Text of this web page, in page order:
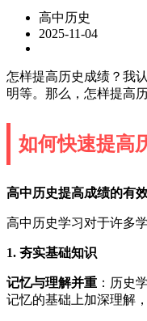
高中历史
2025-11-04
怎样提高历史成绩？我
明等。那么，怎样提高
如何快速提高
高中历史提高成绩的有
高中历史学习对于许多
1. 夯实基础知识
记忆与理解并重 ：历史
记忆的基础上加深理解